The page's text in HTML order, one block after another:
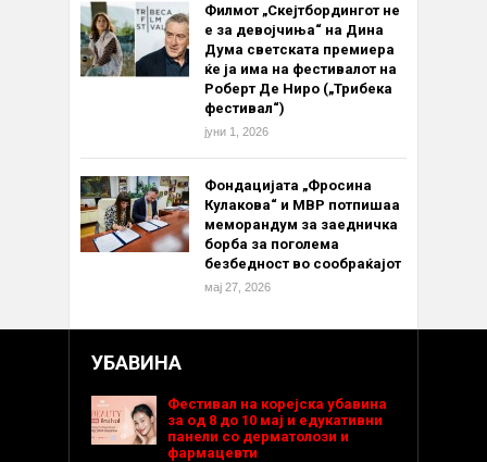
Филмот „Скејтбордингот не
е за девојчиња“ на Дина
Дума светската премиера
ќе ја има на фестивалот на
Роберт Де Ниро („Трибека
фестивал“)
јуни 1, 2026
Фондацијата „Фросина
Кулакова“ и МВР потпишаа
меморандум за заедничка
борба за поголема
безбедност во сообраќајот
мај 27, 2026
УБАВИНА
Фестивал на корејска убавина
за од 8 до 10 мај и едукативни
панели со дерматолози и
фармацевти